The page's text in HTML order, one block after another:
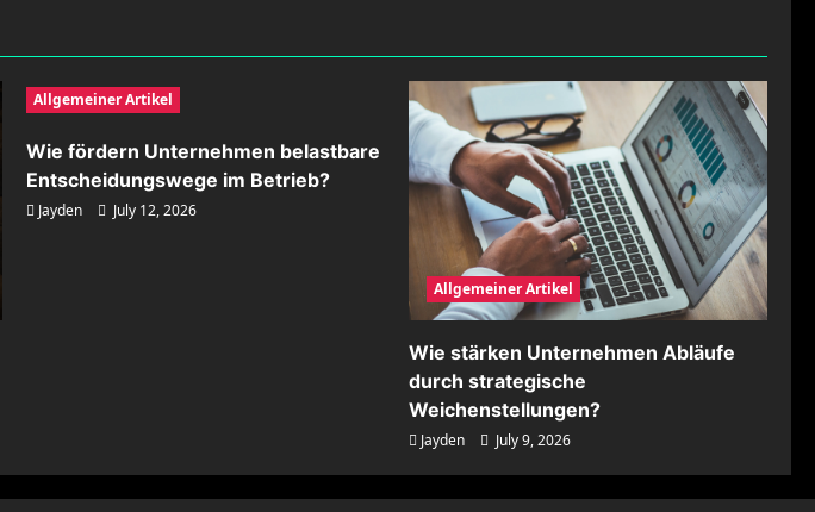
Allgemeiner Artikel
Wie fördern Unternehmen belastbare
Entscheidungswege im Betrieb?
Jayden July 12, 2026
Allgemeiner Artikel
Wie stärken Unternehmen Abläufe
durch strategische
Weichenstellungen?
Jayden July 9, 2026